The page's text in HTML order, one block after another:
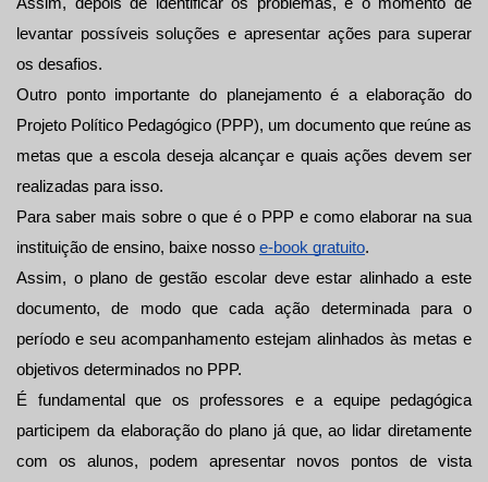
levantar possíveis soluções e apresentar ações para superar
os desafios.
Outro ponto importante do planejamento é a elaboração do
Projeto Político Pedagógico (PPP), um documento que reúne as
metas que a escola deseja alcançar e quais ações devem ser
realizadas para isso.
Para saber mais sobre o que é o PPP e como elaborar na sua
instituição de ensino, baixe nosso e-book gratuito.
Assim, o plano de gestão escolar deve estar alinhado a este
documento, de modo que cada ação determinada para o
período e seu acompanhamento estejam alinhados às metas e
objetivos determinados no PPP.
É fundamental que os professores e a equipe pedagógica
participem da elaboração do plano já que, ao lidar diretamente
com os alunos, podem apresentar novos pontos de vista